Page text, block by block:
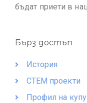
бъдат приети в
Бърз достъп
История
СТЕМ проекти
Профил на